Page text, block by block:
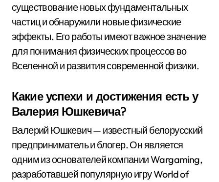
существование новых фундаментальных
частиц и обнаружили новые физические
эффекты. Его работы имеют важное значение
для понимания физических процессов во
Вселенной и развития современной физики.
Какие успехи и достижения есть у
Валерия Юшкевича?
Валерий Юшкевич — известный белорусский
предприниматель и блогер. Он является
одним из основателей компании Wargaming,
разработавшей популярную игру World of